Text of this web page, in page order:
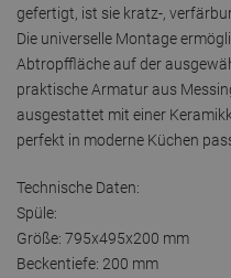
gefertigt, ist sie kratz-,
Die universelle Montage
Abtropffläche auf der
praktische Armatur aus
ausgestattet mit einer
perfekt in moderne Küchen
Technische Daten:
Spüle:
Größe: 795x495x200 mm
Beckentiefe: 200 mm